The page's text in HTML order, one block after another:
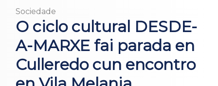
Sociedade
O ciclo cultural DESDE-
A-MARXE fai parada en
Culleredo cun encontro